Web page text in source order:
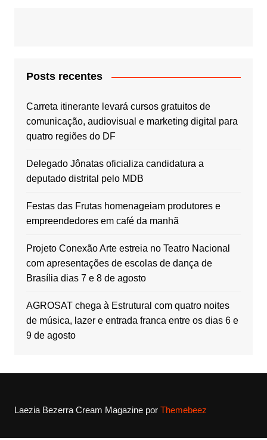
Posts recentes
Carreta itinerante levará cursos gratuitos de
comunicação, audiovisual e marketing digital para
quatro regiões do DF
Delegado Jônatas oficializa candidatura a
deputado distrital pelo MDB
Festas das Frutas homenageiam produtores e
empreendedores em café da manhã
Projeto Conexão Arte estreia no Teatro Nacional
com apresentações de escolas de dança de
Brasília dias 7 e 8 de agosto
AGROSAT chega à Estrutural com quatro noites
de música, lazer e entrada franca entre os dias 6 e
9 de agosto
Laezia BezerraCream Magazine por Themebeez